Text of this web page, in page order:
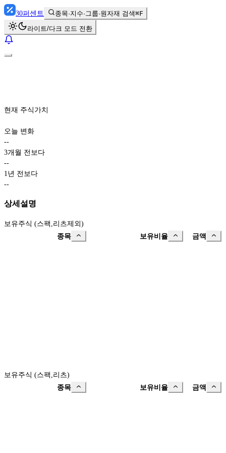
30퍼센트 종목·지수·그룹·원자재 검색⌘F
라이트/다크 모드 전환
현재 주식가치
오늘 변화
--
3개월 전보다
--
1년 전보다
--
상세설명
보유주식 (스팩,리츠제외)
종목
보유비율 금액
보유주식 (스팩,리츠)
종목
보유비율 금액